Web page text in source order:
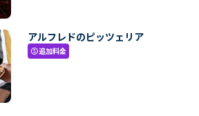
アルフレドのピッツェリア
paid追加料金